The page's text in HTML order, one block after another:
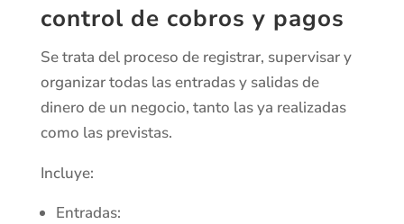
control de cobros y pagos
Se trata del proceso de registrar, supervisar y
organizar todas las entradas y salidas de
dinero de un negocio, tanto las ya realizadas
como las previstas.
Incluye:
Entradas: